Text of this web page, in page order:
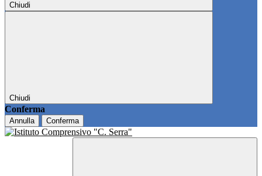
Chiudi
Chiudi
Conferma
Annulla Conferma